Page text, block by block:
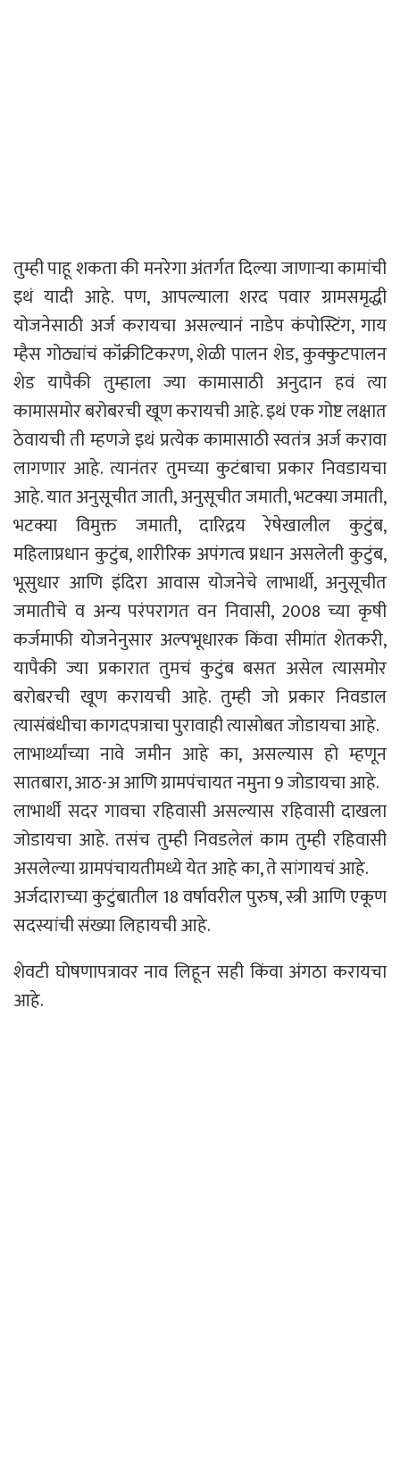
तुम्ही पाहू शकता की मनरेगा अंतर्गत दिल्या जाणाऱ्या कामांची
इथं यादी आहे. पण, आपल्याला शरद पवार ग्रामसमृद्धी
योजनेसाठी अर्ज करायचा असल्यानं नाडेप कंपोस्टिंग, गाय
म्हैस गोठ्यांचं कॉंक्रीटिकरण, शेळी पालन शेड, कुक्कुटपालन
शेड यापैकी तुम्हाला ज्या कामासाठी अनुदान हवं त्या
कामासमोर बरोबरची खूण करायची आहे. इथं एक गोष्ट लक्षात
ठेवायची ती म्हणजे इथं प्रत्येक कामासाठी स्वतंत्र अर्ज करावा
लागणार आहे. त्यानंतर तुमच्या कुटंबाचा प्रकार निवडायचा
आहे. यात अनुसूचीत जाती, अनुसूचीत जमाती, भटक्या जमाती,
भटक्या विमुक्त जमाती, दारिद्रय रेषेखालील कुटुंब,
महिलाप्रधान कुटुंब, शारीरिक अपंगत्व प्रधान असलेली कुटुंब,
भूसुधार आणि इंदिरा आवास योजनेचे लाभार्थी, अनुसूचीत
जमातीचे व अन्य परंपरागत वन निवासी, 2008 च्या कृषी
कर्जमाफी योजनेनुसार अल्पभूधारक किंवा सीमांत शेतकरी,
यापैकी ज्या प्रकारात तुमचं कुटुंब बसत असेल त्यासमोर
बरोबरची खूण करायची आहे. तुम्ही जो प्रकार निवडाल
त्यासंबंधीचा कागदपत्राचा पुरावाही त्यासोबत जोडायचा आहे.
लाभार्थ्यांच्या नावे जमीन आहे का, असल्यास हो म्हणून
सातबारा, आठ-अ आणि ग्रामपंचायत नमुना 9 जोडायचा आहे.
लाभार्थी सदर गावचा रहिवासी असल्यास रहिवासी दाखला
जोडायचा आहे. तसंच तुम्ही निवडलेलं काम तुम्ही रहिवासी
असलेल्या ग्रामपंचायतीमध्ये येत आहे का, ते सांगायचं आहे.
अर्जदाराच्या कुटुंबातील 18 वर्षावरील पुरुष, स्त्री आणि एकूण
सदस्यांची संख्या लिहायची आहे.
शेवटी घोषणापत्रावर नाव लिहून सही किंवा अंगठा करायचा
आहे.